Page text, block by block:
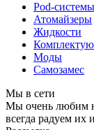
Pod-системы
Атомайзеры
Жидкости
Моды
Самозамес
Мы в сети
Мы очень любим
всегда радуем их